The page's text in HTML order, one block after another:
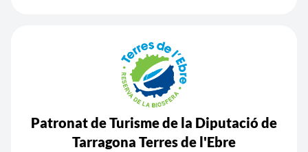
Patronat de Turisme de la Diputació de
Tarragona Terres de l'Ebre